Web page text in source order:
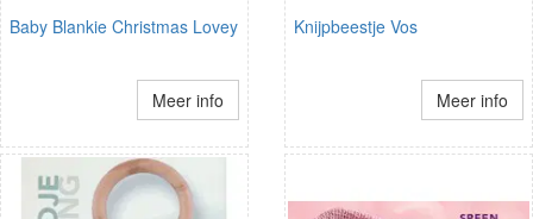
Baby Blankie Christmas Lovey
Meer info
Knijpbeestje Vos
Meer info